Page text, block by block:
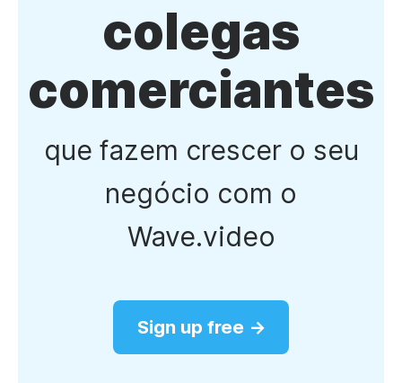
colegas
comerciantes
que fazem crescer o seu
negócio com o
Wave.video
Sign up free →